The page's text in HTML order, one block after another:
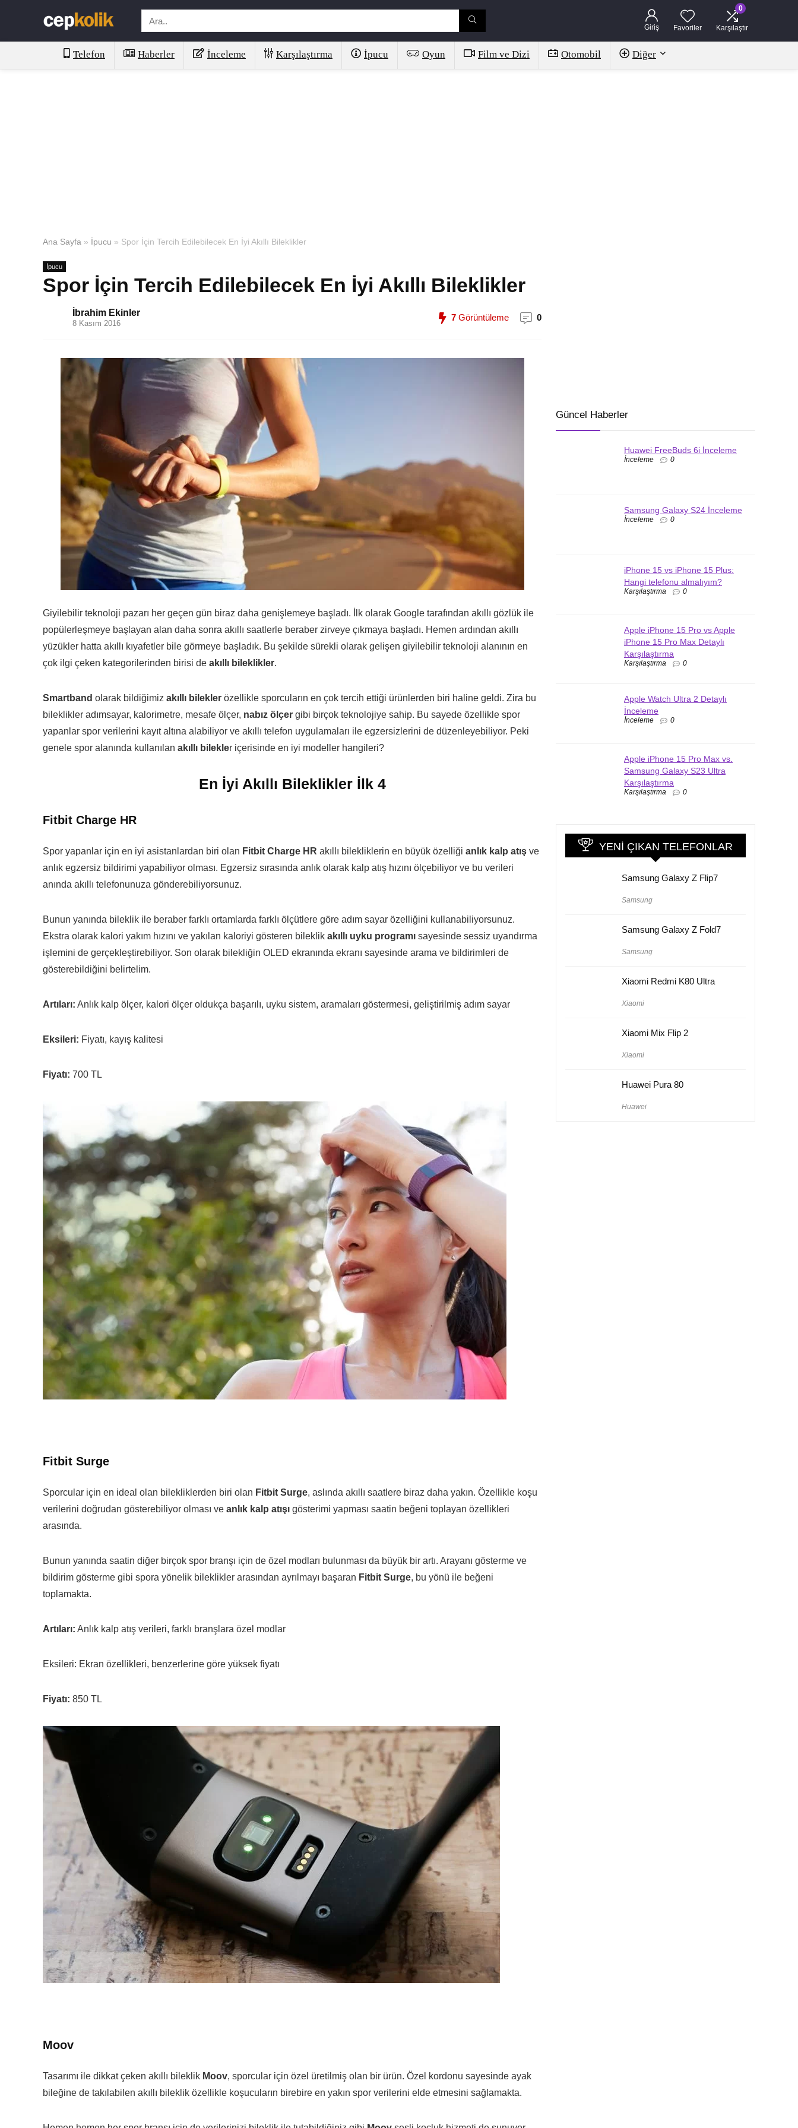
Giriş Favoriler
0
Karşılaştır
Telefon Haberler İnceleme Karşılaştırma İpucu Oyun Film ve Dizi Otomobil Diğer
Ana Sayfa » İpucu » Spor İçin Tercih Edilebilecek En İyi Akıllı Bileklikler
İpucu
Spor İçin Tercih Edilebilecek En İyi Akıllı Bileklikler
İbrahim Ekinler
8 Kasım 2016
7 Görüntüleme 0
Giyilebilir teknoloji pazarı her geçen gün biraz daha genişlemeye başladı. İlk olarak Google tarafından akıllı gözlük ile
popülerleşmeye başlayan alan daha sonra akıllı saatlerle beraber zirveye çıkmaya başladı. Hemen ardından akıllı
yüzükler hatta akıllı kıyafetler bile görmeye başladık. Bu şekilde sürekli olarak gelişen giyilebilir teknoloji alanının en
çok ilgi çeken kategorilerinden birisi de akıllı bileklikler.
Smartband olarak bildiğimiz akıllı bilekler özellikle sporcuların en çok tercih ettiği ürünlerden biri haline geldi. Zira bu
bileklikler adımsayar, kalorimetre, mesafe ölçer, nabız ölçer gibi birçok teknolojiye sahip. Bu sayede özellikle spor
yapanlar spor verilerini kayıt altına alabiliyor ve akıllı telefon uygulamaları ile egzersizlerini de düzenleyebiliyor. Peki
genele spor alanında kullanılan akıllı bilekler içerisinde en iyi modeller hangileri?
En İyi Akıllı Bileklikler İlk 4
Fitbit Charge HR
Spor yapanlar için en iyi asistanlardan biri olan Fitbit Charge HR akıllı bilekliklerin en büyük özelliği anlık kalp atış ve
anlık egzersiz bildirimi yapabiliyor olması. Egzersiz sırasında anlık olarak kalp atış hızını ölçebiliyor ve bu verileri
anında akıllı telefonunuza gönderebiliyorsunuz.
Bunun yanında bileklik ile beraber farklı ortamlarda farklı ölçütlere göre adım sayar özelliğini kullanabiliyorsunuz.
Ekstra olarak kalori yakım hızını ve yakılan kaloriyi gösteren bileklik akıllı uyku programı sayesinde sessiz uyandırma
işlemini de gerçekleştirebiliyor. Son olarak bilekliğin OLED ekranında ekranı sayesinde arama ve bildirimleri de
gösterebildiğini belirtelim.
Artıları: Anlık kalp ölçer, kalori ölçer oldukça başarılı, uyku sistem, aramaları göstermesi, geliştirilmiş adım sayar
Eksileri: Fiyatı, kayış kalitesi
Fiyatı: 700 TL
Fitbit Surge
Sporcular için en ideal olan bilekliklerden biri olan Fitbit Surge, aslında akıllı saatlere biraz daha yakın. Özellikle koşu
verilerini doğrudan gösterebiliyor olması ve anlık kalp atışı gösterimi yapması saatin beğeni toplayan özellikleri
arasında.
Bunun yanında saatin diğer birçok spor branşı için de özel modları bulunması da büyük bir artı. Arayanı gösterme ve
bildirim gösterme gibi spora yönelik bileklikler arasından ayrılmayı başaran Fitbit Surge, bu yönü ile beğeni
toplamakta.
Artıları: Anlık kalp atış verileri, farklı branşlara özel modlar
Eksileri: Ekran özellikleri, benzerlerine göre yüksek fiyatı
Fiyatı: 850 TL
Moov
Tasarımı ile dikkat çeken akıllı bileklik Moov, sporcular için özel üretilmiş olan bir ürün. Özel kordonu sayesinde ayak
bileğine de takılabilen akıllı bileklik özellikle koşucuların birebire en yakın spor verilerini elde etmesini sağlamakta.
Güncel Haberler
Huawei FreeBuds 6i İnceleme
İnceleme 0
Samsung Galaxy S24 İnceleme
İnceleme 0
iPhone 15 vs iPhone 15 Plus:
Hangi telefonu almalıyım?
Karşılaştırma 0
Apple iPhone 15 Pro vs Apple
iPhone 15 Pro Max Detaylı
Karşılaştırma
Karşılaştırma 0
Apple Watch Ultra 2 Detaylı
İnceleme
İnceleme 0
Apple iPhone 15 Pro Max vs.
Samsung Galaxy S23 Ultra
Karşılaştırma
Karşılaştırma 0
YENI ÇIKAN TELEFONLAR
Samsung Galaxy Z Flip7
Samsung
Samsung Galaxy Z Fold7
Samsung
Xiaomi Redmi K80 Ultra
Xiaomi
Xiaomi Mix Flip 2
Xiaomi
Huawei Pura 80
Huawei